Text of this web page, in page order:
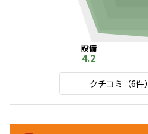
設備
4.2
クチコミ（6件
キャンペーン